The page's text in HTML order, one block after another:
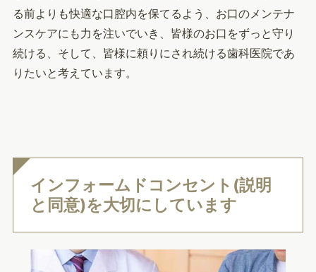
る前よりも快適な口腔内を保てるよう、お口のメンテナ
ンスケアにも力を注いでいき、皆様のお口をずっと守り
続ける、そして、皆様に頼りにされ続ける歯科医院であ
りたいと考えています。
インフォームドコンセント(説明
と同意)を大切にしています